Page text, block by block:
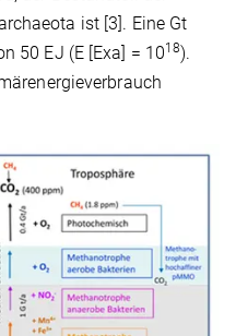
ist [3]. Eine Gt
50 EJ (E [Exa] = 1018).